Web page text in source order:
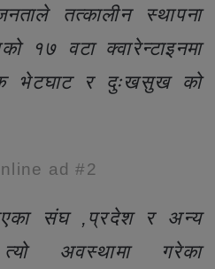
तत्कालीन स्थापना
१७ वटा क्वारेन्टाइनमा
भेटघाट र दुःखसुख को
ad #2
संघ ,प्रदेश र अन्य
अवस्थामा गरेका